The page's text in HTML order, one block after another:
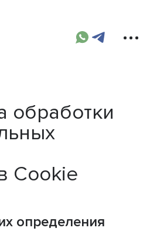
обработки
Cookie
определения